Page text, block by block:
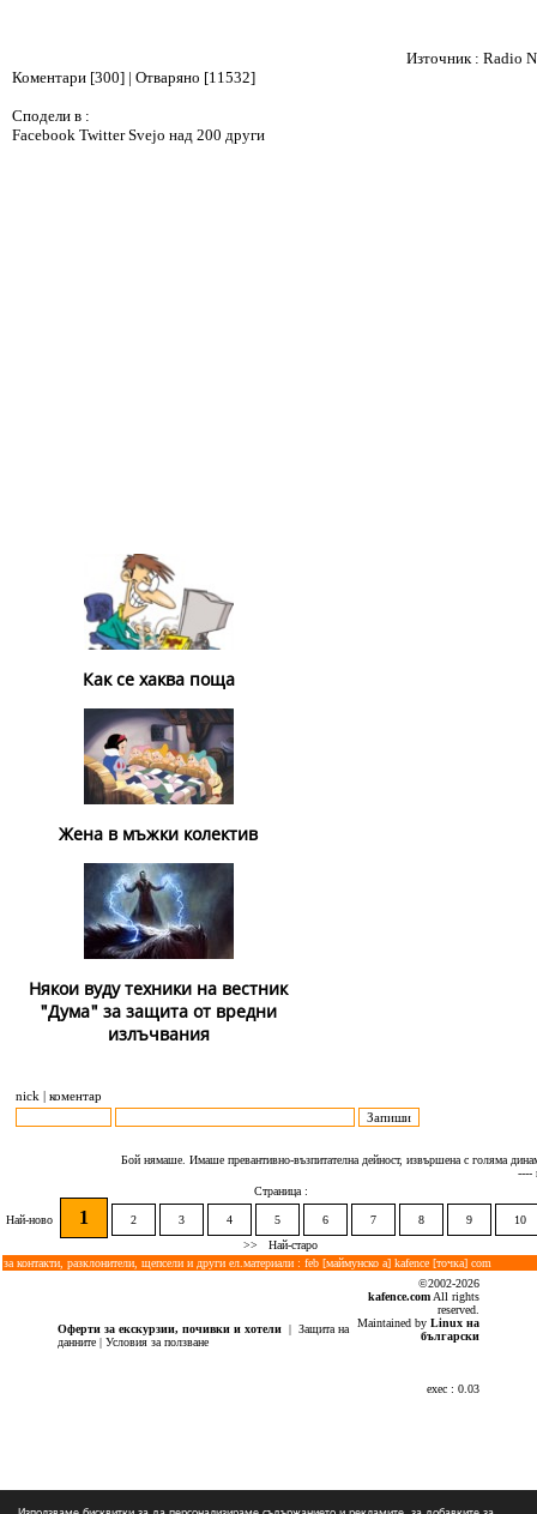
Източник : Radio
Коментари [300] | Отваряно [11532]
Сподели в :
Facebook TwitterSvejo над 200 други
Как се хаква поща
Жена в мъжки колектив
Някои вуду техники на вестник
"Дума" за защита от вредни
излъчвания
nick | коментар
Бой нямаше. Имаше превантивно-възпитателна дейност, извършена с голяма
----
Страница :
Най-ново 1 2 3 4 5 6 7 8 9
10
>>
Най-старо
за контакти, разклонители, щепсели и други ел.материали : feb [маймунско а] kafence [точка] com
Оферти за екскурзии, почивки и хотели | Защита на
данните | Условия за ползване
©2002-2026
kafence.com All rights
reserved.
Maintained by Linux на
български
exec : 0.03